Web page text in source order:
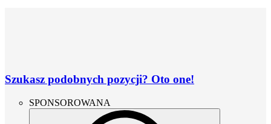
Szukasz podobnych pozycji? Oto one!
SPONSOROWANA